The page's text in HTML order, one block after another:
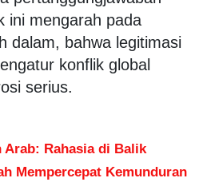
ini mengarah pada
dalam, bahwa legitimasi
konflik global
serius.
Arab: Rahasia di Balik
Mempercepat Kemunduran